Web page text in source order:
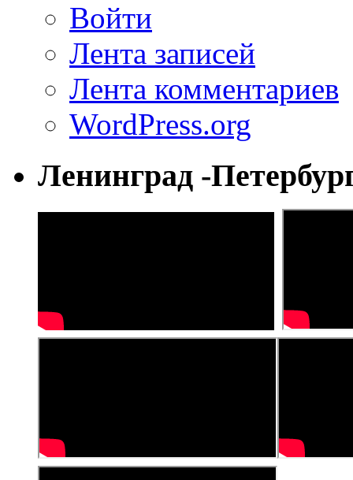
Войти
Лента записей
Лента комментариев
WordPress.org
Ленинград -